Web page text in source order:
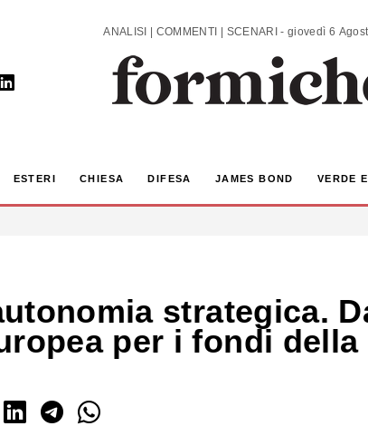
ANALISI | COMMENTI | SCENARI -
ESTERI CHIESA DIFESA JAMES BOND VERDE
strategica.
per i fondi della